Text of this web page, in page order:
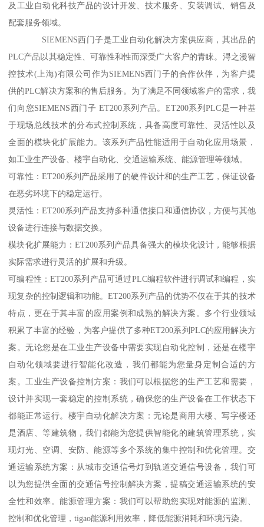
及工业自动化科技产品的设计开发、技术服务、安装调试、销售及
配套服务领域。
SIEMENS西门子是工业自动化解决方案供应商，其出品的
PLC产品以其稳定性、可靠性和性而深受广大客户的青睐。浔之漫智
控技术(上海)有限公司作为SIEMENS西门子的合作伙伴，为客户提
供的PLC解决方案和的售后服务。为了满足不同领域客户的需求，我
们向您SIEMENS西门子 ET200系列产品。ET200系列PLC是一种基
于现场总线技术的分布式控制系统，具备高度可靠性、灵活性以及
全面的模块化扩展能力。该系列产品性能适用于自动化应用场景，
如工业生产设备、楼宇自动化、交通运输系统、能源管理等领域。
可靠性：ET200系列产品采用了的硬件设计和的生产工艺，保证设备
在恶劣环境下的稳定运行。
灵活性：ET200系列产品支持多种通信接口和通信协议，方便与其他
设备进行连接与数据交换。
模块化扩展能力：ET200系列产品具备强大的模块化设计，能够根据
实际需求进行灵活的扩展和升级。
可编程性：ET200系列产品可通过PLC编程软件进行调试和编程，实
现复杂的控制逻辑和功能。ET200系列产品的优势不仅在于其的技术
特点，更在于其丰富的应用案例和成熟的解决方案。多个行业领域
积累了丰富的经验，为客户提供了多种ET200系列PLC的应用解决方
案。无论您是在工业生产设备中需要实现自动化控制，还是在楼宇
自动化领域要进行智能化改造，我们都能为您量身定制合适的方
案。工业生产设备控制方案：我们可以根据您的生产工艺和需要，
设计并实现一套稳定的控制系统，确保您的生产设备在工作状态下
都能正常运行。楼宇自动化解决方案：无论是商用大楼、写字楼还
是酒店、等建筑物，我们都能为您提供智能化的建筑管理系统，实
现灯光、空调、安防、能源等多个系统的集中控制和优化管理。交
通运输系统方案：从城市交通信号灯到轨道交通信号设备，我们可
以为您提供全面的交通信号控制解决方案，提稿交通运输系统的安
全性和效率。能源管理方案：我们可以帮助您实现对能源的监测、
控制和优化管理，tigao能源利用效率，降低能源消耗和环境污染。